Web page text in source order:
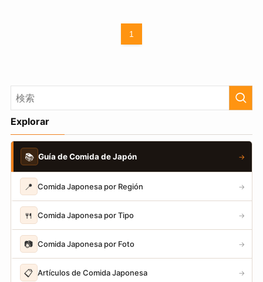
1
Explorar
📚 Guía de Comida de Japón →
📍 Comida Japonesa por Región →
🍴 Comida Japonesa por Tipo →
📷 Comida Japonesa por Foto →
📋 Artículos de Comida Japonesa →